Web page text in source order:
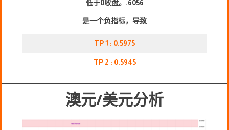
低于0收盘。.6056
是一个负指标，导致
TP 1 : 0.5975
TP 2 : 0.5945
澳元/美元分析